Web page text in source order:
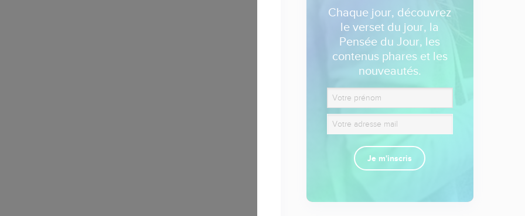
Chaque jour, découvrez
le verset du jour, la
Pensée du Jour, les
contenus phares et les
nouveautés.
Je m'inscris